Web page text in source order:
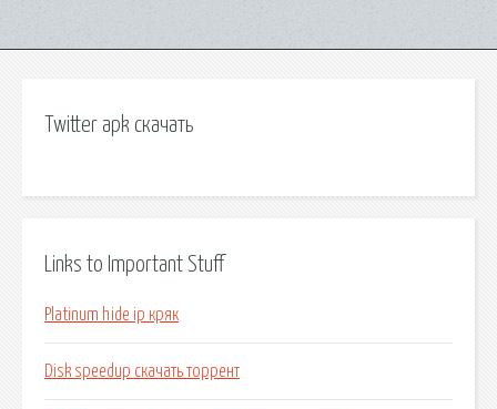
Twitter apk скачать
Links to Important Stuff
Platinum hide ip кряк
Disk speedup скачать торрент